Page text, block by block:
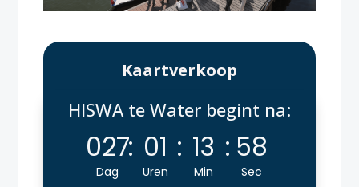
Kaartverkoop
HISWA te Water begint na:
027
Dag
: 01
Uren
: 13
Min
: 57
Sec